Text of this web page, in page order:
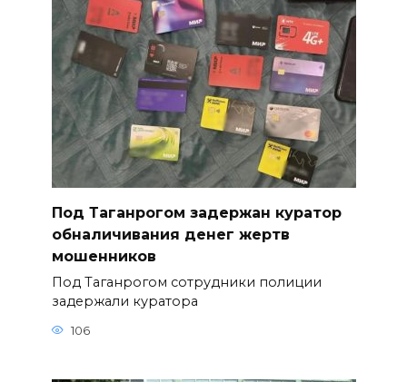
Под Таганрогом задержан куратор
обналичивания денег жертв
мошенников
Под Таганрогом сотрудники полиции
задержали куратора
106